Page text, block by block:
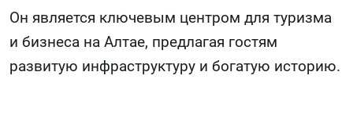
Он является ключевым центром для туризма
и бизнеса на Алтае, предлагая гостям
развитую инфраструктуру и богатую историю.